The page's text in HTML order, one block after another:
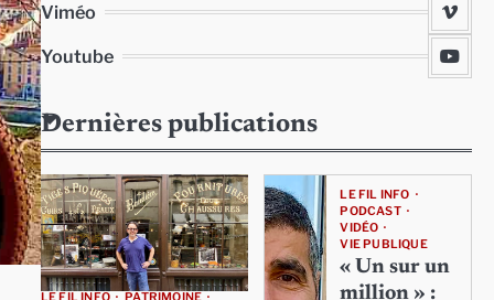
Viméo
Youtube
Dernières publications
LE FIL INFO
PODCAST
VIDÉO
VIE PUBLIQUE
« Un sur un
million » :